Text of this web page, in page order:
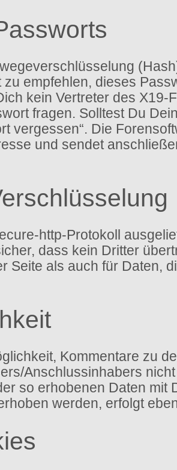
empfehlen, dieses
kein Vertreter des X19-
fragen. Solltest Du
vergessen“. Die
und sendet
http-Protokoll
dass kein Dritter
Seite als auch für Daten,
Kommentare zu
Anschlussinhabers
so erhobenen Daten
werden, erfolgt